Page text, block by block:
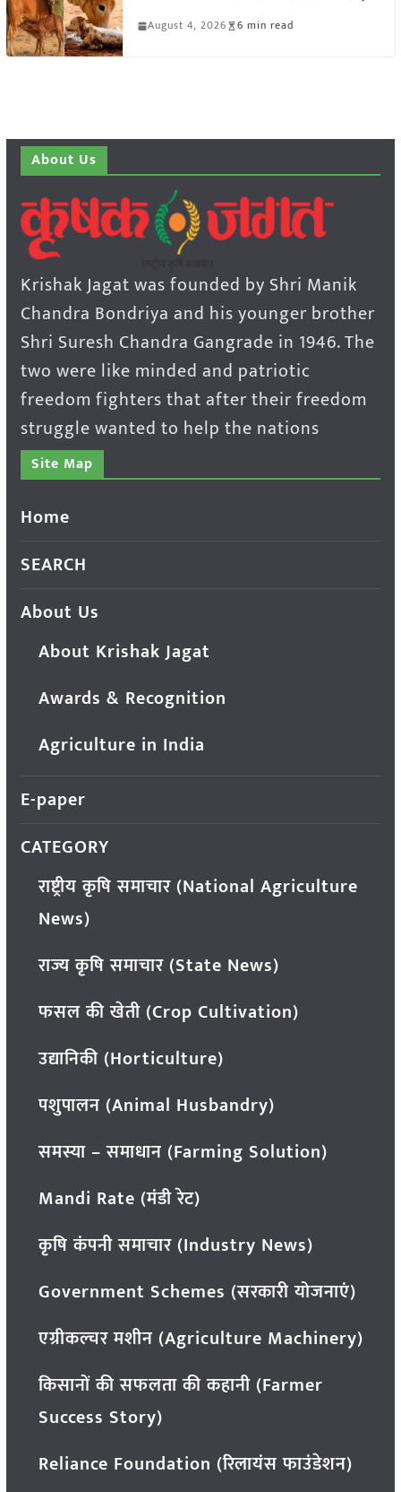
August 4, 2026 6 min read
About Us
Krishak Jagat was founded by Shri Manik
Chandra Bondriya and his younger brother
Shri Suresh Chandra Gangrade in 1946. The
two were like minded and patriotic
freedom fighters that after their freedom
struggle wanted to help the nations
Site Map
Home
SEARCH
About Us
About Krishak Jagat
Awards & Recognition
Agriculture in India
E-paper
CATEGORY
राष्ट्रीय कृषि समाचार (National Agriculture
News)
राज्य कृषि समाचार (State News)
फसल की खेती (Crop Cultivation)
उद्यानिकी (Horticulture)
पशुपालन (Animal Husbandry)
समस्या – समाधान (Farming Solution)
Mandi Rate (मंडी रेट)
कृषि कंपनी समाचार (Industry News)
Government Schemes (सरकारी योजनाएं)
एग्रीकल्चर मशीन (Agriculture Machinery)
किसानों की सफलता की कहानी (Farmer
Success Story)
Reliance Foundation (रिलायंस फाउंडेशन)